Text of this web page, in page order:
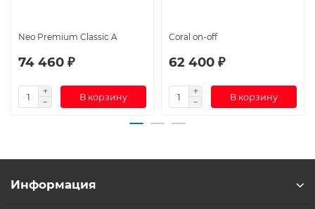
Neo Premium Classic A
74 460 ₽
В корзину
Coral on-off
62 400 ₽
В корзину
Информация